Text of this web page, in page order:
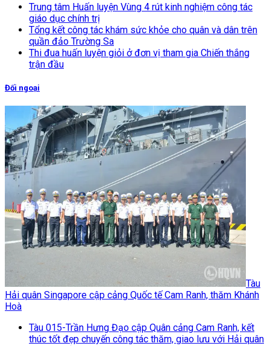
Trung tâm Huấn luyện Vùng 4 rút kinh nghiệm công tác
giáo dục chính trị
Tổng kết công tác khám sức khỏe cho quân và dân trên
quần đảo Trường Sa
Thi đua huấn luyện giỏi ở đơn vị tham gia Chiến thắng
trận đầu
Đối ngoại
Tàu
Hải quân Singapore cập cảng Quốc tế Cam Ranh, thăm Khánh
Hoà
Tàu 015-Trần Hưng Đạo cập Quân cảng Cam Ranh, kết
thúc tốt đẹp chuyến công tác thăm, giao lưu với Hải quân